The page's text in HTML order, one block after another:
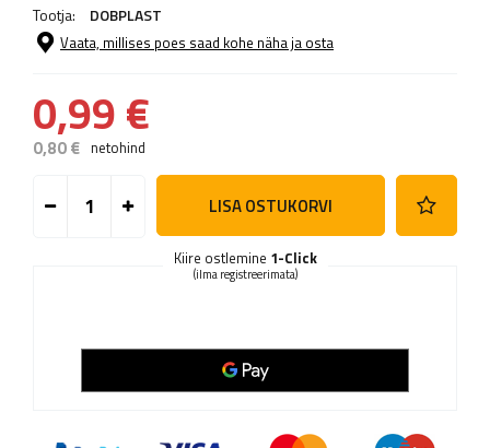
Tootja: DOBPLAST
Vaata, millises poes saad kohe näha ja osta
0,99 €
0,80 € netohind
LISA OSTUKORVI
Kiire ostlemine 1-Click
(ilma registreerimata)